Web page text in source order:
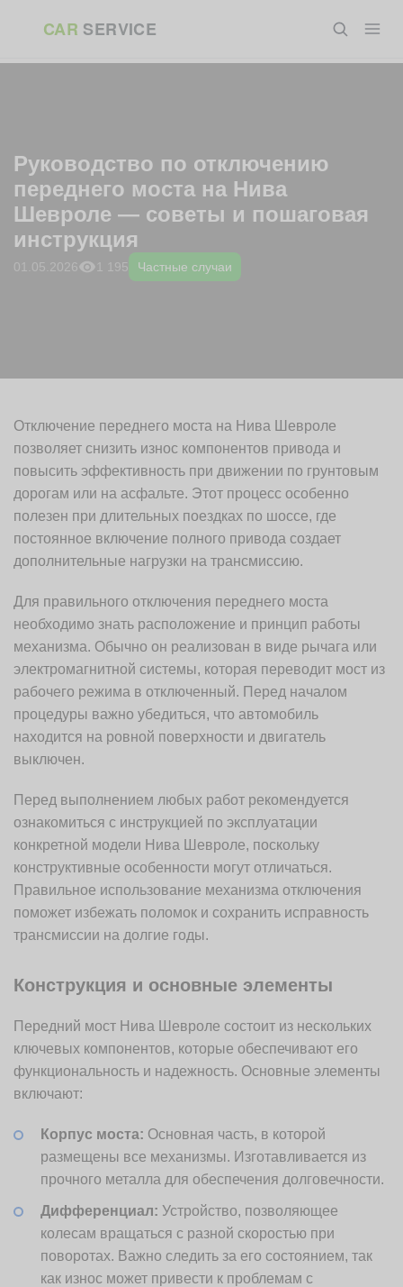
CAR SERVICE
ОТКЛЮЧЕНИЮ ПЕРЕДНЕГО МОСТА НА НИВА ШЕВРОЛЕ — СОВЕТЫ
Руководство по отключению
переднего моста на Нива
Шевроле — советы и пошаговая
инструкция
01.05.2026 1 195 Частные случаи
Отключение переднего моста на Нива Шевроле
позволяет снизить износ компонентов привода и
повысить эффективность при движении по грунтовым
дорогам или на асфальте. Этот процесс особенно
полезен при длительных поездках по шоссе, где
постоянное включение полного привода создает
дополнительные нагрузки на трансмиссию.
Для правильного отключения переднего моста
необходимо знать расположение и принцип работы
механизма. Обычно он реализован в виде рычага или
электромагнитной системы, которая переводит мост из
рабочего режима в отключенный. Перед началом
процедуры важно убедиться, что автомобиль
находится на ровной поверхности и двигатель
выключен.
Перед выполнением любых работ рекомендуется
ознакомиться с инструкцией по эксплуатации
конкретной модели Нива Шевроле, поскольку
конструктивные особенности могут отличаться.
Правильное использование механизма отключения
поможет избежать поломок и сохранить исправность
трансмиссии на долгие годы.
Конструкция и основные элементы
Передний мост Нива Шевроле состоит из нескольких
ключевых компонентов, которые обеспечивают его
функциональность и надежность. Основные элементы
включают:
Корпус моста: Основная часть, в которой
размещены все механизмы. Изготавливается из
прочного металла для обеспечения долговечности.
Дифференциал: Устройство, позволяющее
колесам вращаться с разной скоростью при
поворотах. Важно следить за его состоянием, так
как износ может привести к проблемам с